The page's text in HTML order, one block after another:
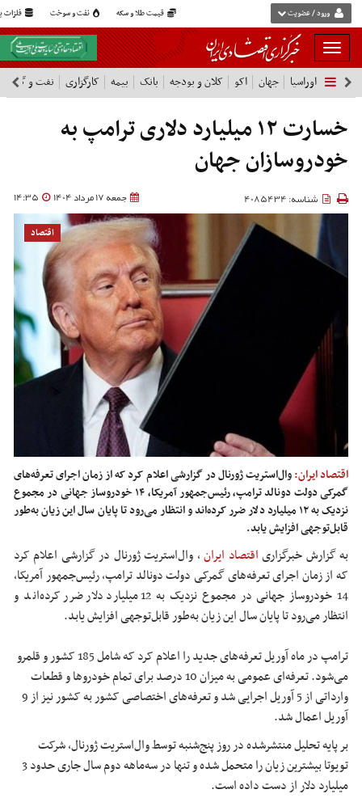
قیمت طلا و سکه نفت و سوخت فلزات ورود / عضویت
بار
و
بسته
نمودن
فهرست
اوراسیا جهان اکو کلان و بودجه بانک بیمه کارگزاری نفت و گاز
خسارت ۱۲ میلیارد دلاری ترامپ به
خودروسازان جهان
جمعه 17 مرداد 1404 14:35 شناسه: 4085434
اقتصاد
اقتصاد ایران:وال‌استریت ژورنال در گزارشی اعلام کرد که از زمان اجرای تعرفه‌های
گمرکی دولت دونالد ترامپ، رئیس‌جمهور آمریکا، ۱۴ خودروساز جهانی در مجموع
نزدیک به ۱۲ میلیارد دلار ضرر کرده‌اند و انتظار می‌رود تا پایان سال این زیان به‌طور
قابل‌توجهی افزایش یابد.
به گزارش خبرگزاریاقتصاد ایران, وال‌استریت ژورنال در گزارشی اعلام کرد
که از زمان اجرای تعرفه‌های گمرکی دولت دونالد ترامپ، رئیس‌جمهور آمریکا،
14 خودروساز جهانی در مجموع نزدیک به 12 میلیارد دلار ضرر کرده‌اند و
انتظار می‌رود تا پایان سال این زیان به‌طور قابل‌توجهی افزایش یابد.
ترامپ در ماه آوریل تعرفه‌های جدید را اعلام کرد که شامل 185 کشور و قلمرو
می‌شود. تعرفه‌ای عمومی به میزان 10 درصد برای تمام خودروها و قطعات
وارداتی از 5 آوریل اجرایی شد و تعرفه‌های اختصاصی کشور به کشور نیز از 9
آوریل اعمال شد.
بر پایه تحلیل منتشرشده در روز پنج‌شنبه توسط وال‌استریت ژورنال، شرکت
تویوتا بیشترین زیان را متحمل شده و تنها در سه‌ماهه دوم سال جاری حدود 3
میلیارد دلار از دست داده است.